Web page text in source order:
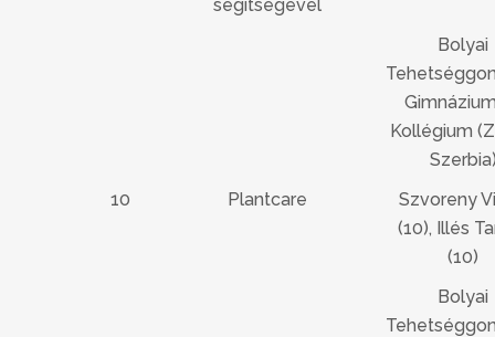
segítségével
Bolyai
Kollégium
10
Plantcare
Szvoreny
(10), Illés
(10)
Bolyai